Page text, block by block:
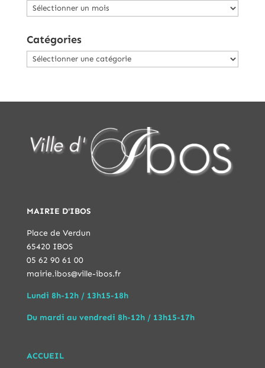
Archives
Catégories
Catégories
MAIRIE D'IBOS
Place de Verdun
65420 IBOS
05 62 90 61 00
mairie.ibos@ville-ibos.fr
Lundi 8h-12h / 13h15-18h
Du mardi au vendredi 8h-12h / 13h15-17h
ACCUEIL